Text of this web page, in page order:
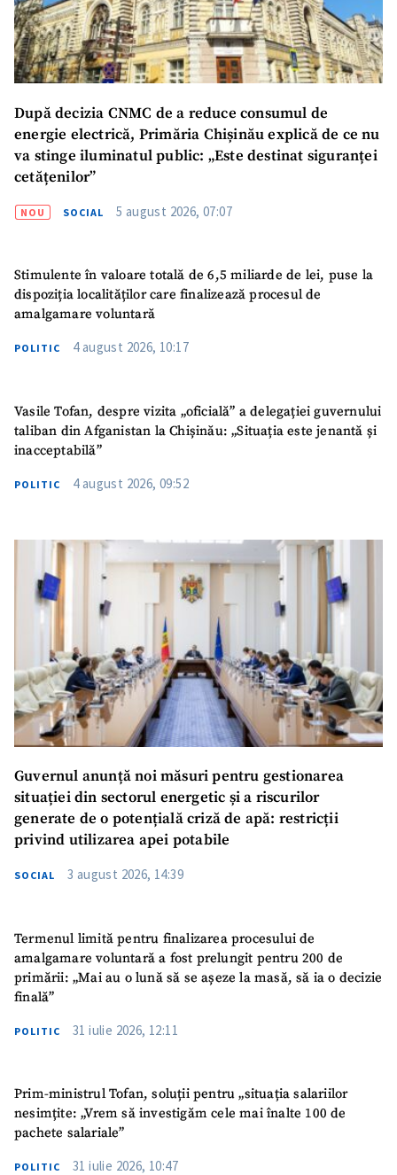
SUSȚINE
După decizia CNMC de a reduce consumul de
energie electrică, Primăria Chișinău explică de ce nu
va stinge iluminatul public: „Este destinat siguranței
cetățenilor”
NOU SOCIAL 5 august 2026, 07:07
Stimulente în valoare totală de 6,5 miliarde de lei, puse la
dispoziția localităților care finalizează procesul de
amalgamare voluntară
POLITIC 4 august 2026, 10:17
Vasile Tofan, despre vizita „oficială” a delegației guvernului
taliban din Afganistan la Chișinău: „Situația este jenantă și
inacceptabilă”
POLITIC 4 august 2026, 09:52
Guvernul anunță noi măsuri pentru gestionarea
situației din sectorul energetic și a riscurilor
generate de o potențială criză de apă: restricții
privind utilizarea apei potabile
SOCIAL 3 august 2026, 14:39
Termenul limită pentru finalizarea procesului de
amalgamare voluntară a fost prelungit pentru 200 de
primării: „Mai au o lună să se așeze la masă, să ia o decizie
finală”
POLITIC 31 iulie 2026, 12:11
Prim-ministrul Tofan, soluții pentru „situația salariilor
nesimțite: „Vrem să investigăm cele mai înalte 100 de
pachete salariale”
POLITIC 31 iulie 2026, 10:47
Mesajul știrei
+ Mesajul știrei
CONTACT SURSĂ
Sursă anonimă
Nume + Numele meu
Telefon
+ Telefon personal
Am citit și sunt de
TRIMITE ȘTIREA